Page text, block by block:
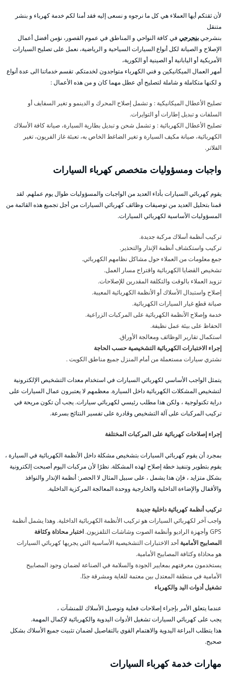
لأن ثقتكم أيها العملاء هي كل ما نرجوه و نسعى إليه فقد أمنا لكم خدمة كهرباء و بنشر
متنقل
بنشرجيبنجرجي في كافة النواحي و المناطق في عموم القصور، نؤمن أفضل أعمال
الإصلاح و الصيانة لكل أنواع السيارات السياحية و الرياضية، نعمل على تصليح السيارات
الأمريكية أو اليابانية أو الصينية أو الكورية،
أمهر العمال الميكانيكين و فني الكهرباء متواجدون لخدمتكم. تقسم خدماتنا الى عدة أنواع
و لكنها متكاملة و شاملة لتصليح أي عطل مهما كان و من هذه الأعمال :
تصليح الأعطال الميكانيكية : و تشمل إصلاح المحرك و الدينمو و تغير السفايف أو
السلفات و تبديل إطارات أو التوايرات.
تصليح الأعطال الكهربائية : و تشمل شحن و تبديل بطارية السيارة، صيانة كافة الأسلاك
الكهربائية، صيانة مكيف السيارة و تغير الضاغط الخاص به، تعبئة غاز الفريون، تغير
الفلاتر.
واجبات ومسؤوليات متخصص كهرباء السيارات
يقوم كهربائي السيارات بأداء العديد من الواجبات والمسؤوليات طوال يوم عملهم. لقد
قمنا بتحليل العديد من توصيفات وظائف كهربائي السيارات من أجل تجميع هذه القائمة من
المسؤوليات الأساسية لكهربائي السيارات.
تركيب أنظمة أسلاك مركبة جديدة.
تركيب واستكشاف أنظمة الإنذار والتحذير.
جمع معلومات من العملاء حول مشاكل نظامهم الكهربائي.
تشخيص القضايا الكهربائية واقتراح مسار العمل.
تزويد العملاء بالوقت والتكلفة المقدرين للإصلاحات.
إصلاح واستبدال الأسلاك أو الأنظمة الكهربائية المعيبة.
صيانة قطع غيار السيارات الكهربائية.
خدمة وإصلاح الأنظمة الكهربائية على المركبات الزراعية.
الحفاظ على بيئة عمل نظيفة.
استكمال تقارير الوظائف ومعالجة الأوراق.
إجراء الاختبارات الكهربائية التشخيصية حسب الحاجة
نشتري سيارات مستعملة من أمام المنزل جميع مناطق الكويت .
يتمثل الواجب الأساسي لكهربائي السيارات في استخدام معدات التشخيص الإلكترونية
لتشخيص المشكلات الكهربائية داخل السيارة. معظمهم لا يعتبرون عمال السيارات على
دراية تكنولوجية ، ولكن هذا مطلب رئيسي لكهربائي سيارات. يجب أن تكون مريحة في
تركيب المركبات على آلة التشخيص وقادرة على تفسير النتائج بسرعة.
إجراء إصلاحات كهربائية على المركبات المختلفة
بمجرد أن يقوم كهربائي السيارات بتشخيص مشكلة داخل الأنظمة الكهربائية في السيارة ،
يقوم بتطوير وتنفيذ خطة إصلاح لهذه المشكلة. نظرًا لأن مركبات اليوم أصبحت إلكترونية
بشكل متزايد ، فإن هذا يشمل ، على سبيل المثال لا الحصر: أنظمة الإنذار والنوافذ
والأقفال والإضاءة الداخلية والخارجية ووحدة المعالجة المركزية الداخلية.
تركيب أنظمة كهربائية داخلية جديدة
واجب آخر لكهربائي السيارات هو تركيب الأنظمة الكهربائية الداخلية. وهذا يشمل أنظمة
GPS وأجهزة الراديو وأنظمة الصوت وشاشات التلفزيون.
اختبار محاذاة وكثافة
المصابيح الأمامية أحد الاختبارات التشخيصية الأساسية التي يجريها كهربائي السيارات
هو محاذاة وكثافة المصابيح الأمامية.
يستخدمون معرفتهم بمعايير الجودة والسلامة في الصناعة لضمان وجود المصابيح
الأمامية في منطقة المعتدل بين معتمة للغاية ومشرقة جدًا.
تشغيل أدوات اليد والكهرباء
عندما يتعلق الأمر بإجراء إصلاحات فعلية وتوصيل الأسلاك للمنشآت ،
يجب على كهربائي السيارات تشغيل الأدوات اليدوية والكهربائية لإكمال المهمة.
هذا يتطلب البراعة اليدوية والاهتمام القوي بالتفاصيل لضمان تثبيت جميع الأسلاك بشكل
صحيح.
مهارات خدمة كهرباء السيارات